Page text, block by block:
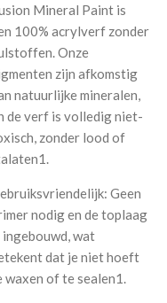
Mineral Paint is
100% acrylverf zonder
Onze
zijn afkomstig
natuurlijke mineralen,
de verf is volledig niet-
zonder lood of
Geen
nodig en de toplaag
ingebouwd, wat
dat je niet hoeft
waxen of te sealen1.